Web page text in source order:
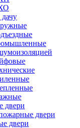
двери
двери
двери